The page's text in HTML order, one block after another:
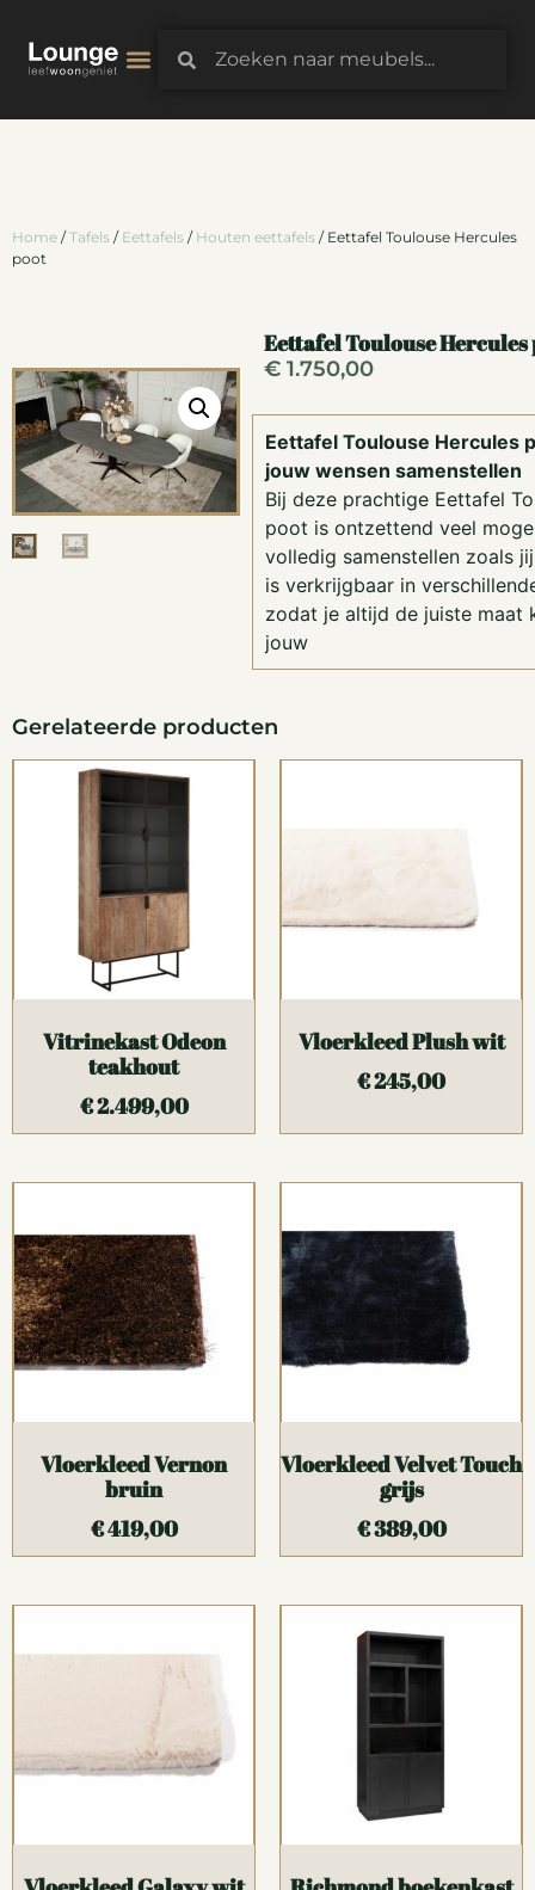
Home /Tafels / Eettafels / Houten eettafels / Eettafel Toulouse Hercules
poot
Eettafel Toulouse Hercules
€1.750,00
Eettafel Toulouse Hercules
jouw wensen samenstellen
Bij deze prachtige Eettafel
poot is ontzettend veel
volledig samenstellen zoals
is verkrijgbaar in
zodat je altijd de juiste maat
jouw
Gerelateerde producten
Vitrinekast Odeon
teakhout
€2.499,00
Vloerkleed Plush wit
€245,00
Vloerkleed Vernon
bruin
€419,00
Vloerkleed Velvet Touch
grijs
€389,00